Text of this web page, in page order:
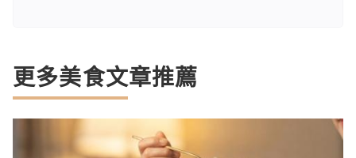
更多美食文章推薦